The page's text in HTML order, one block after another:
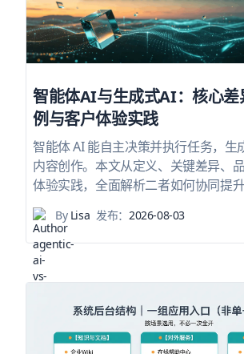
智能体AI与生成式AI：核心差
例与客户体验实践
智能体 AI 能自主决策并执行任务，生
内容创作。本文从定义、关键差异、
体验实践，全面解析二者如何协同提升
ByLisa 发布： 2026-08-03